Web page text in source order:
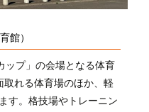
館）
ップ」の会場となる体育
れる体育場のほか、軽
す。格技場やトレーニン